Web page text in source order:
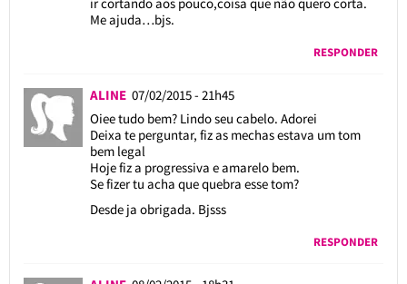
Me ajuda…bjs.
RESPONDER
ALINE 07/02/2015 - 21h45
Oiee tudo bem? Lindo seu cabelo. Adorei
Deixa te perguntar, fiz as mechas estava um tom
bem legal
Hoje fiz a progressiva e amarelo bem.
Se fizer tu acha que quebra esse tom?
Desde ja obrigada. Bjsss
RESPONDER